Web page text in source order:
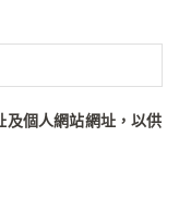
及個人網站網址，以供